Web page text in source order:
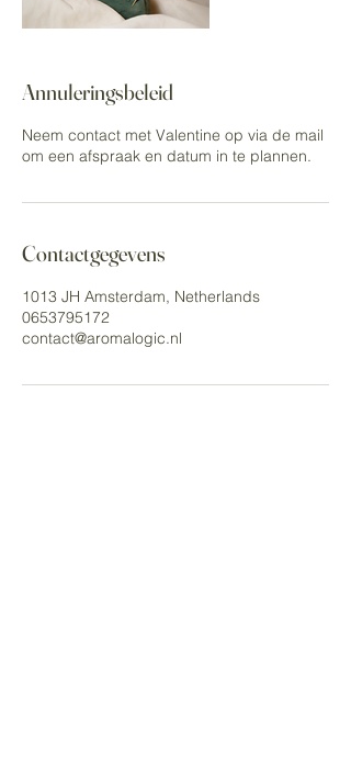
Annuleringsbeleid
Neem contact met Valentine op via de mail
om een afspraak en datum in te plannen.
Contactgegevens
1013 JH Amsterdam, Netherlands
0653795172
contact@aromalogic.nl